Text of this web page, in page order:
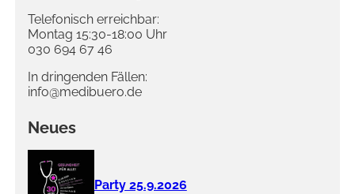
Telefonisch erreichbar:
Montag 15:30-18:00 Uhr
030 694 67 46
In dringenden Fällen:
info@medibuero.de
Neues
Party 25.9.2026